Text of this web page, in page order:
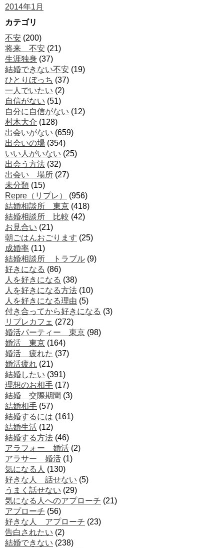
2014年1月
カテゴリ
不安 (200)
将来 不安 (21)
生涯独身 (37)
結婚できない不安 (19)
ひとりぼっち (37)
一人でいたい (2)
自信がない (51)
自分に自信がない (12)
村木大介 (128)
出会いがない (659)
出会いの場 (354)
いい人がいない (25)
出会う方法 (32)
出会い 場所 (27)
未分類 (15)
Repre（リプレ）
(956)
結婚相談所 東京 (418)
結婚相談所 比較 (42)
お見合い (21)
朝ごはんおごります (25)
成婚率 (11)
結婚相談所 トラブル (9)
好きになる (86)
人を好きになる (38)
人を好きになる方法 (10)
人を好きになる理由 (5)
付き合ってから好きになる (3)
リプレカフェ (272)
婚活パーティー 東京 (98)
婚活 東京 (164)
婚活 疲れた (37)
婚活疲れ (21)
結婚したい (391)
理想のお相手 (17)
結婚 交際期間 (3)
結婚相手 (57)
結婚するには (161)
結婚生活 (12)
結婚する方法 (46)
アラフォー 婚活 (2)
アラサー 婚活 (1)
気になる人 (130)
好きな人 話せない (5)
うまく話せない (29)
気になる人へのアプローチ (21)
アプローチ (56)
好きな人 アプローチ (23)
告白されたい (2)
結婚できない (238)